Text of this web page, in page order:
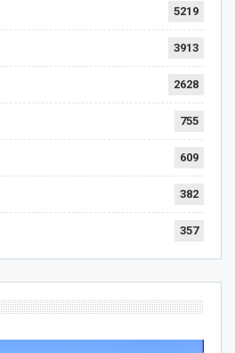
5219
3913
2628
755
609
382
357